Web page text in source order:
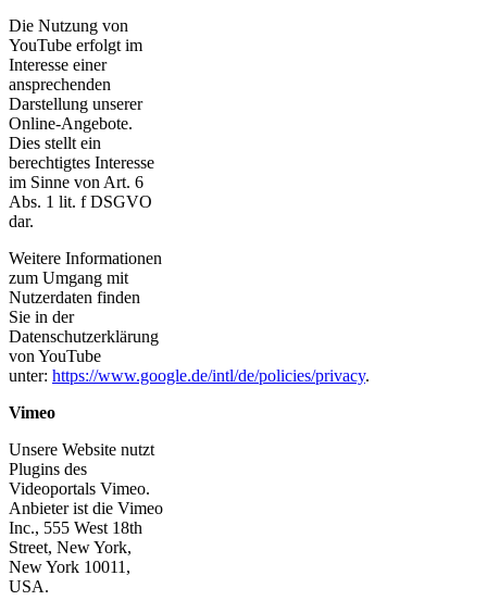
Die Nutzung von
YouTube erfolgt im
Interesse einer
ansprechenden
Darstellung unserer
Online-Angebote.
Dies stellt ein
berechtigtes Interesse
im Sinne von Art. 6
Abs. 1 lit. f DSGVO
dar.
Weitere Informationen
zum Umgang mit
Nutzerdaten finden
Sie in der
Datenschutzerklärung
von YouTube
unter: https://www.google.de/intl/de/policies/privacy.
Vimeo
Unsere Website nutzt
Plugins des
Videoportals Vimeo.
Anbieter ist die Vimeo
Inc., 555 West 18th
Street, New York,
New York 10011,
USA.